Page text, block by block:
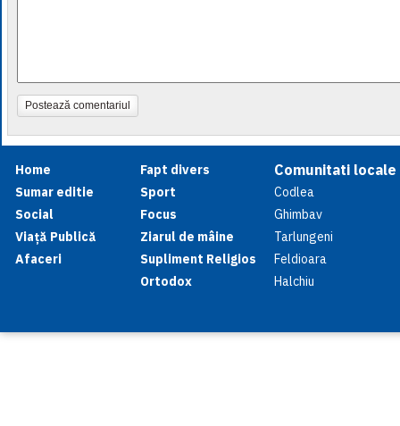
Postează comentariul
Home
Sumar editie
Social
Viață Publică
Afaceri
Fapt divers
Sport
Focus
Ziarul de mâine
Supliment Religios
Ortodox
Comunitati locale
Codlea
Ghimbav
Tarlungeni
Feldioara
Halchiu